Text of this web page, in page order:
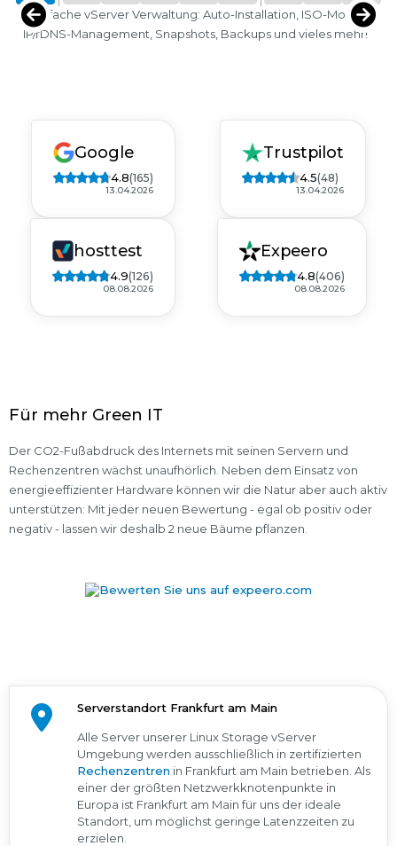
Einfache vServer Verwaltung: Auto-Installation, ISO-Mounts,
IP/rDNS-Management, Snapshots, Backups und vieles mehr!
Google
4.8(165)
13.04.2026
Trustpilot
4.5(48)
13.04.2026
hosttest
4.9(126)
08.08.2026
Expeero
4.8(406)
08.08.2026
Für mehr Green IT
Der CO2-Fußabdruck des Internets mit seinen Servern und
Rechenzentren wächst unaufhörlich. Neben dem Einsatz von
energieeffizienter Hardware können wir die Natur aber auch aktiv
unterstützen: Mit jeder neuen Bewertung - egal ob positiv oder
negativ - lassen wir deshalb 2 neue Bäume pflanzen.
Serverstandort Frankfurt am Main
Alle Server unserer Linux Storage vServer
Umgebung werden ausschließlich in zertifizierten
Rechenzentren in Frankfurt am Main betrieben. Als
einer der größten Netzwerkknotenpunkte in
Europa ist Frankfurt am Main für uns der ideale
Standort, um möglichst geringe Latenzzeiten zu
erzielen.